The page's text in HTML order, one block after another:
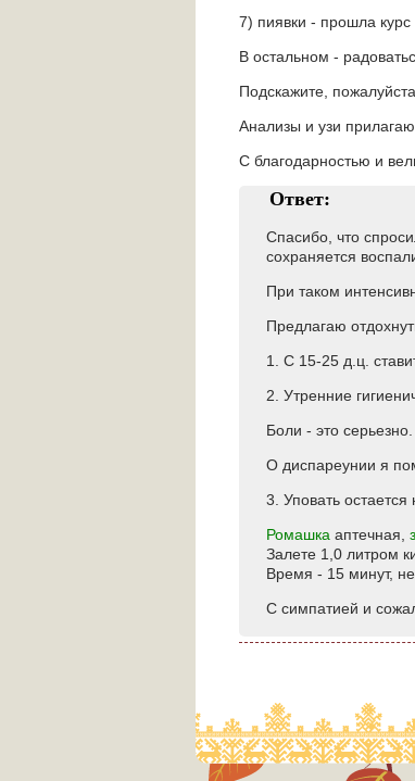
7) пиявки - прошла
В остальном -
Подскажите,
Анализы и узи прилагаю.
С благодарностью и
Ответ:
Спасибо, что
сохраняется
При таком
Предлагаю
1. С 15-25 д.ц.
2. Утренние
Боли - это
О диспареунии я
3. Уповать остается
Ромашка аптечная,
Залете 1,0 литром
Время - 15 минут,
С симпатией и